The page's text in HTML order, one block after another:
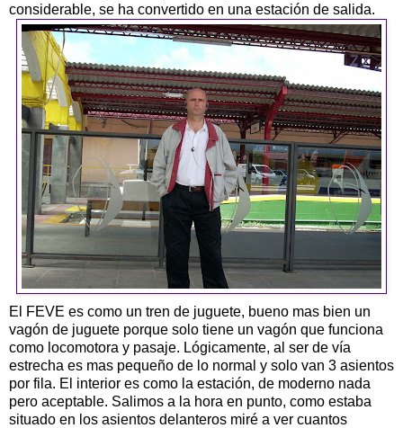
considerable, se ha convertido en una estación de salida.
El FEVE es como un tren de juguete, bueno mas bien un
vagón de juguete porque solo tiene un vagón que funciona
como locomotora y pasaje. Lógicamente, al ser de vía
estrecha es mas pequeño de lo normal y solo van 3 asientos
por fila. El interior es como la estación, de moderno nada
pero aceptable. Salimos a la hora en punto, como estaba
situado en los asientos delanteros miré a ver cuantos